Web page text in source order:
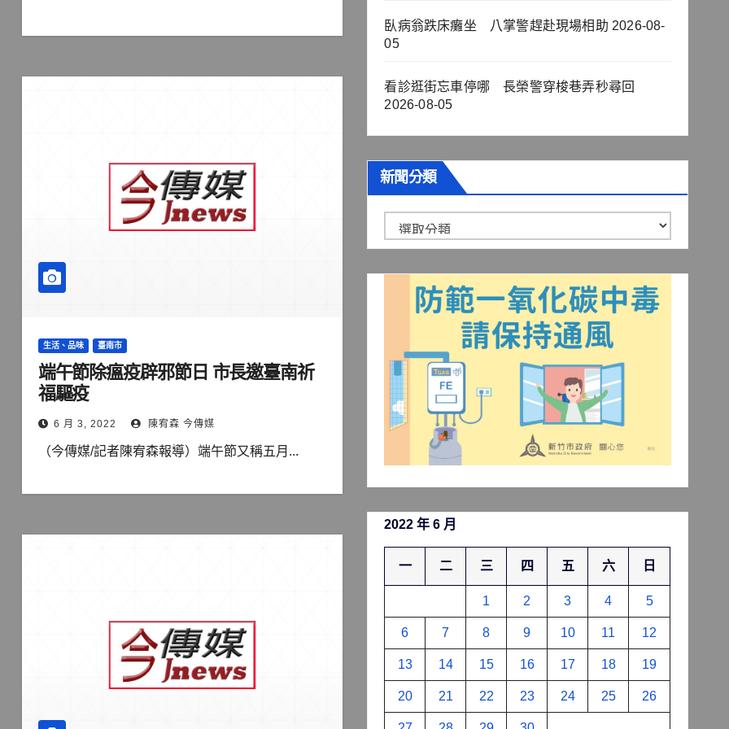
生活、品味 臺南市
端午節除瘟疫辟邪節日 市長邀臺南祈
福驅疫
6 月 3, 2022 陳宥森 今傳媒
（今傳媒/記者陳宥森報導）端午節又稱五月...
臥病翁跌床癱坐 八掌警趕赴現場相助 2026-08-
05
看診逛街忘車停哪 長榮警穿梭巷弄秒尋回
2026-08-05
新聞分類
聞
分
2022 年 6 月
一 二 三 四 五 六 日
1 2 3 4 5
6 7 8 9 10 11 12
13 14 15 16 17 18 19
20 21 22 23 24 25 26